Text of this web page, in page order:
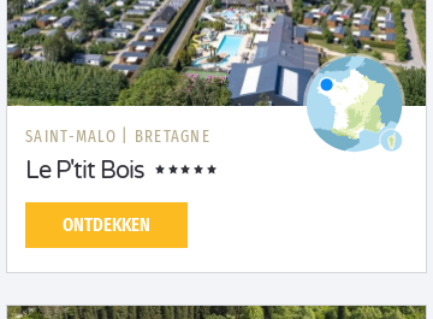
SAINT-MALO | BRETAGNE
Le P'tit Bois
ONTDEKKEN